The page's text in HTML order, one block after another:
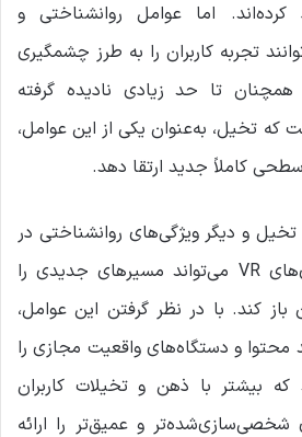
کرده‌اند. اما عوامل روانشناختی و
تجربه کاربران را به طرز چشمگیری
همچنان تا حد زیادی نادیده گرفته
که تخیل، به‌عنوان یکی از این عوامل،
و دیگر ویژگی‌های روانشناختی در
طراحی و توسعه فناوری‌های VR می‌تواند مسیرهای جدیدی را
باز کند. با در نظر گرفتن این عوامل،
محتوا و دستگاه‌های واقعیت مجازی را
که بیشتر با ذهن و تخیلات کاربران
شخصی‌سازی‌شده‌تر و عمیق‌تر را ارائه